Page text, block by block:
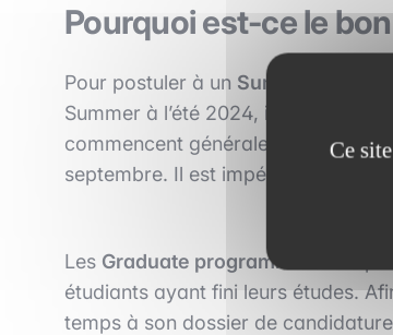
Pourquoi est-ce le
Pour postuler à un Summer
Summer à l’été 2024, il vous
commencent généralement à
septembre. Il est impératif de
Les Graduate programmes
étudiants ayant fini leurs études.
temps à son dossier de
Ce